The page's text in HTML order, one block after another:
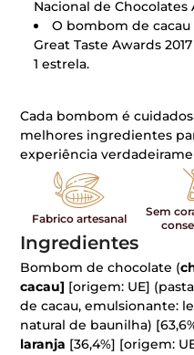
Nacional de Chocolates
O bombom de
Great Taste Awards
1 estrela.
Cada bombom é
melhores ingredientes
experiência
Fabrico artesanal
Sem
Ingredientes
Bombom de chocolate (
cacau] [origem: UE]
de cacau, emulsionante:
natural de baunilha)
laranja [36,4%] [origem: